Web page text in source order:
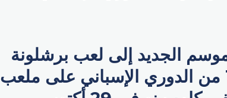
الجديد إلى لعب برشلونة
أمام ريال مدريد في الموسم 11 من الدوري الإسباني على ملعب